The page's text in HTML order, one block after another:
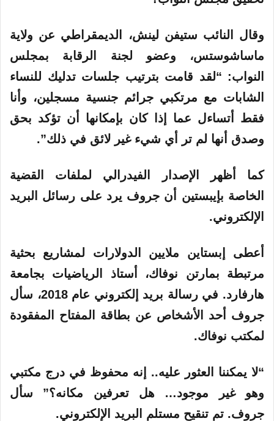
وقال النائب ستيفن لينش، الديمقراطي عن ولاية
ماساشوستس، وعضو لجنة الرقابة بمجلس
النواب: “لقد قامت بترتيب جلسات تدليك للنساء
الشابات مع مرتكبي جرائم جنسية مسجلين، وأنا
فقط أتساءل عما إذا كان بإمكانها أن تؤكد بحق
وصدق أنها لم تر أي شيء غير لائق في ذلك”.
كما أظهر الإصدار الفيدرالي لملفات القضية
الخاصة بإيبستين أن جروف يرد على رسائل البريد
الإلكتروني.
أعطى إبستاين ملايين الدولارات لمشاريع بحثية
مرتبطة بمارتن نوفاك، أستاذ الرياضيات بجامعة
هارفارد. في رسالة بريد إلكتروني عام 2018، سأل
جروف أحد الأشخاص عن بطاقة المفتاح المفقودة
لمكتب نوفاك.
“لا يمكننا العثور عليه.. إنه محفوظ في درج مكتبي
وهو غير موجود… هل تعرفين مكانه؟” سأل
جروف. تم تنقيح مستلم البريد الإلكتروني.